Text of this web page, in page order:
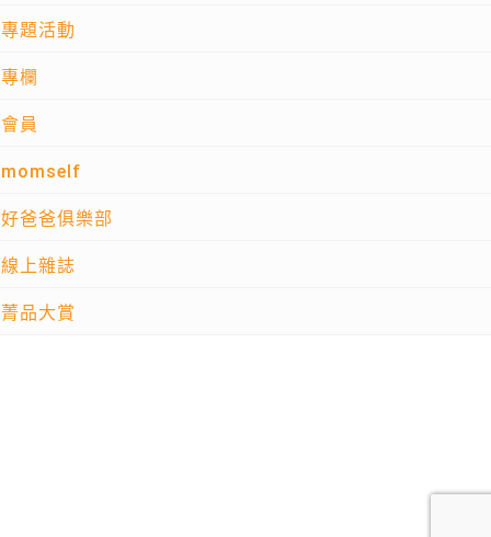
專題活動
專欄
會員
momself
好爸爸俱樂部
線上雜誌
菁品大賞